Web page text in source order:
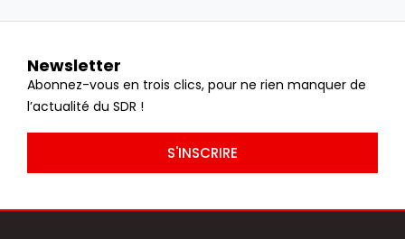
Newsletter
Abonnez-vous en trois clics, pour ne rien manquer de
l’actualité du SDR !
S'INSCRIRE